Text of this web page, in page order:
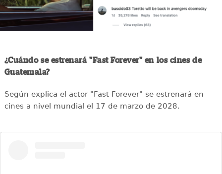
¿Cuándo se estrenará "Fast Forever" en los cines de
Guatemala?
Según explica el actor "Fast Forever" se estrenará en
cines a nivel mundial el 17 de marzo de 2028.